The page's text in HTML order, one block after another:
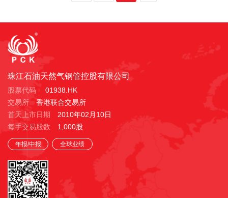
珠江石油天然气钢管控股有限公司
股票代码
01938.HK
交易所
香港联合交易所
首天上市日期
2010年02月10日
每手交易股数
1,000股
年报/中报 全球业绩